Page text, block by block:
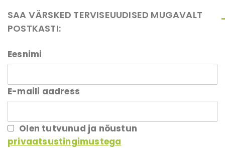
SAA VÄRSKED TERVISEUUDISED MUGAVALT
POSTKASTI:
Eesnimi
E-maili aadress
Olen tutvunud ja nõustun
privaatsustingimustega